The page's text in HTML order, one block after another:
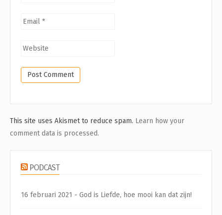
This site uses Akismet to reduce spam. Learn how your
comment data is processed.
PODCAST
16 februari 2021 - God is Liefde, hoe mooi kan dat zijn!